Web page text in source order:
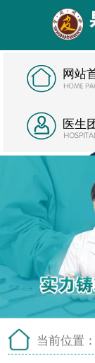
网站
医生
当前位置：